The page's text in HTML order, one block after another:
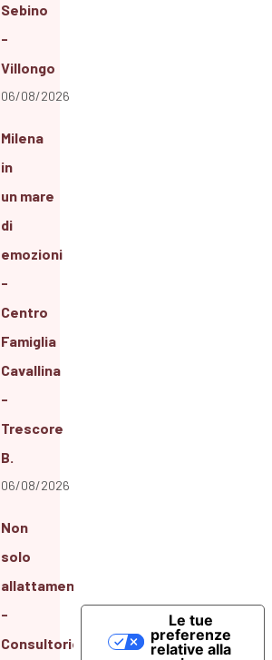
Sebino
-
Villongo
06/08/2026
Milena
in
un mare
di
emozioni
-
Centro
Famiglia
Cavallina
-
Trescore
B.
06/08/2026
Non
solo
allattamento
-
Consultorio
Le tue
preferenze
relative alla